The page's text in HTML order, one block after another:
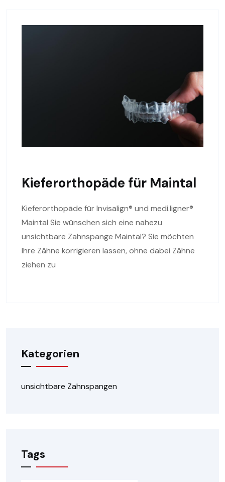
Kieferorthopäde für Maintal
Kieferorthopäde für Invisalign® und medi.ligner®
Maintal Sie wünschen sich eine nahezu
unsichtbare Zahnspange Maintal? Sie möchten
Ihre Zähne korrigieren lassen, ohne dabei Zähne
ziehen zu
Kategorien
unsichtbare Zahnspangen
Tags